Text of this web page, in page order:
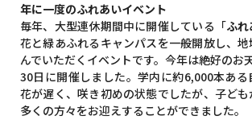
年に一度のふれあいイベント
毎年、大型連休期間中に開催している「ふ
花と緑あふれるキャンパスを一般開放し、
んでいただくイベントです。今年は絶好のお
30日に開催しました。学内に約6,000本ある
花が遅く、咲き初めの状態でしたが、子ど
多くの方々をお迎えすることができました。